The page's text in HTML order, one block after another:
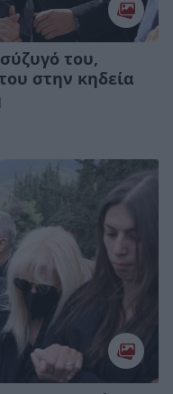
του,
στην κηδεία